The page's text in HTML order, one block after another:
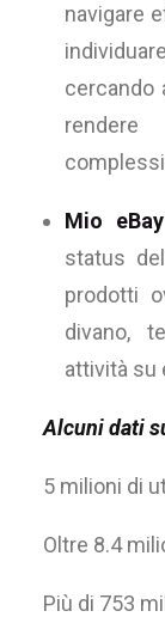
navigare
cercando
Mio eBay
status
prodotti
divano,
attività su
Alcuni dati
5 milioni di
Oltre 8.4
Più di 753